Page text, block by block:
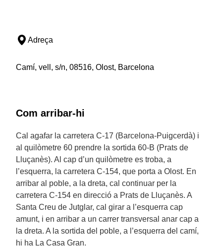
Adreça
Camí, vell, s/n, 08516, Olost, Barcelona
Com arribar-hi
Cal agafar la carretera C-17 (Barcelona-Puigcerdà) i
al quilòmetre 60 prendre la sortida 60-B (Prats de
Lluçanès). Al cap d’un quilòmetre es troba, a
l’esquerra, la carretera C-154, que porta a Olost. En
arribar al poble, a la dreta, cal continuar per la
carretera C-154 en direcció a Prats de Lluçanès. A
Santa Creu de Jutglar, cal girar a l’esquerra cap
amunt, i en arribar a un carrer transversal anar cap a
la dreta. A la sortida del poble, a l’esquerra del camí,
hi ha La Casa Gran.